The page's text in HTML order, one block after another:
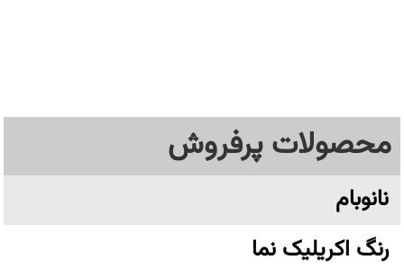
محصولات پرفروش
نانوبام
رنگ اکریلیک نما